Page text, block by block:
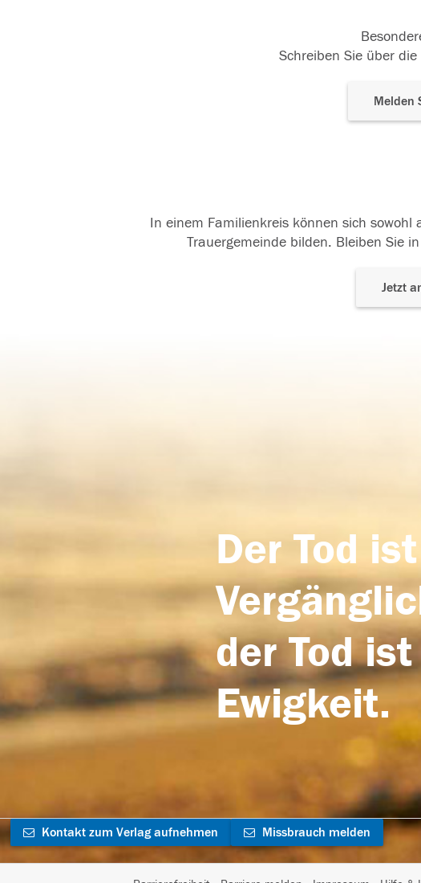
Schreiben Sie über
Melden
In einem Familienkreis können sich
Trauergemeinde bilden. Bleiben Sie
Jetzt
Der Tod
der Tod
Ewigkeit.
Kontakt zum Verlag aufnehmen Missbrauch melden